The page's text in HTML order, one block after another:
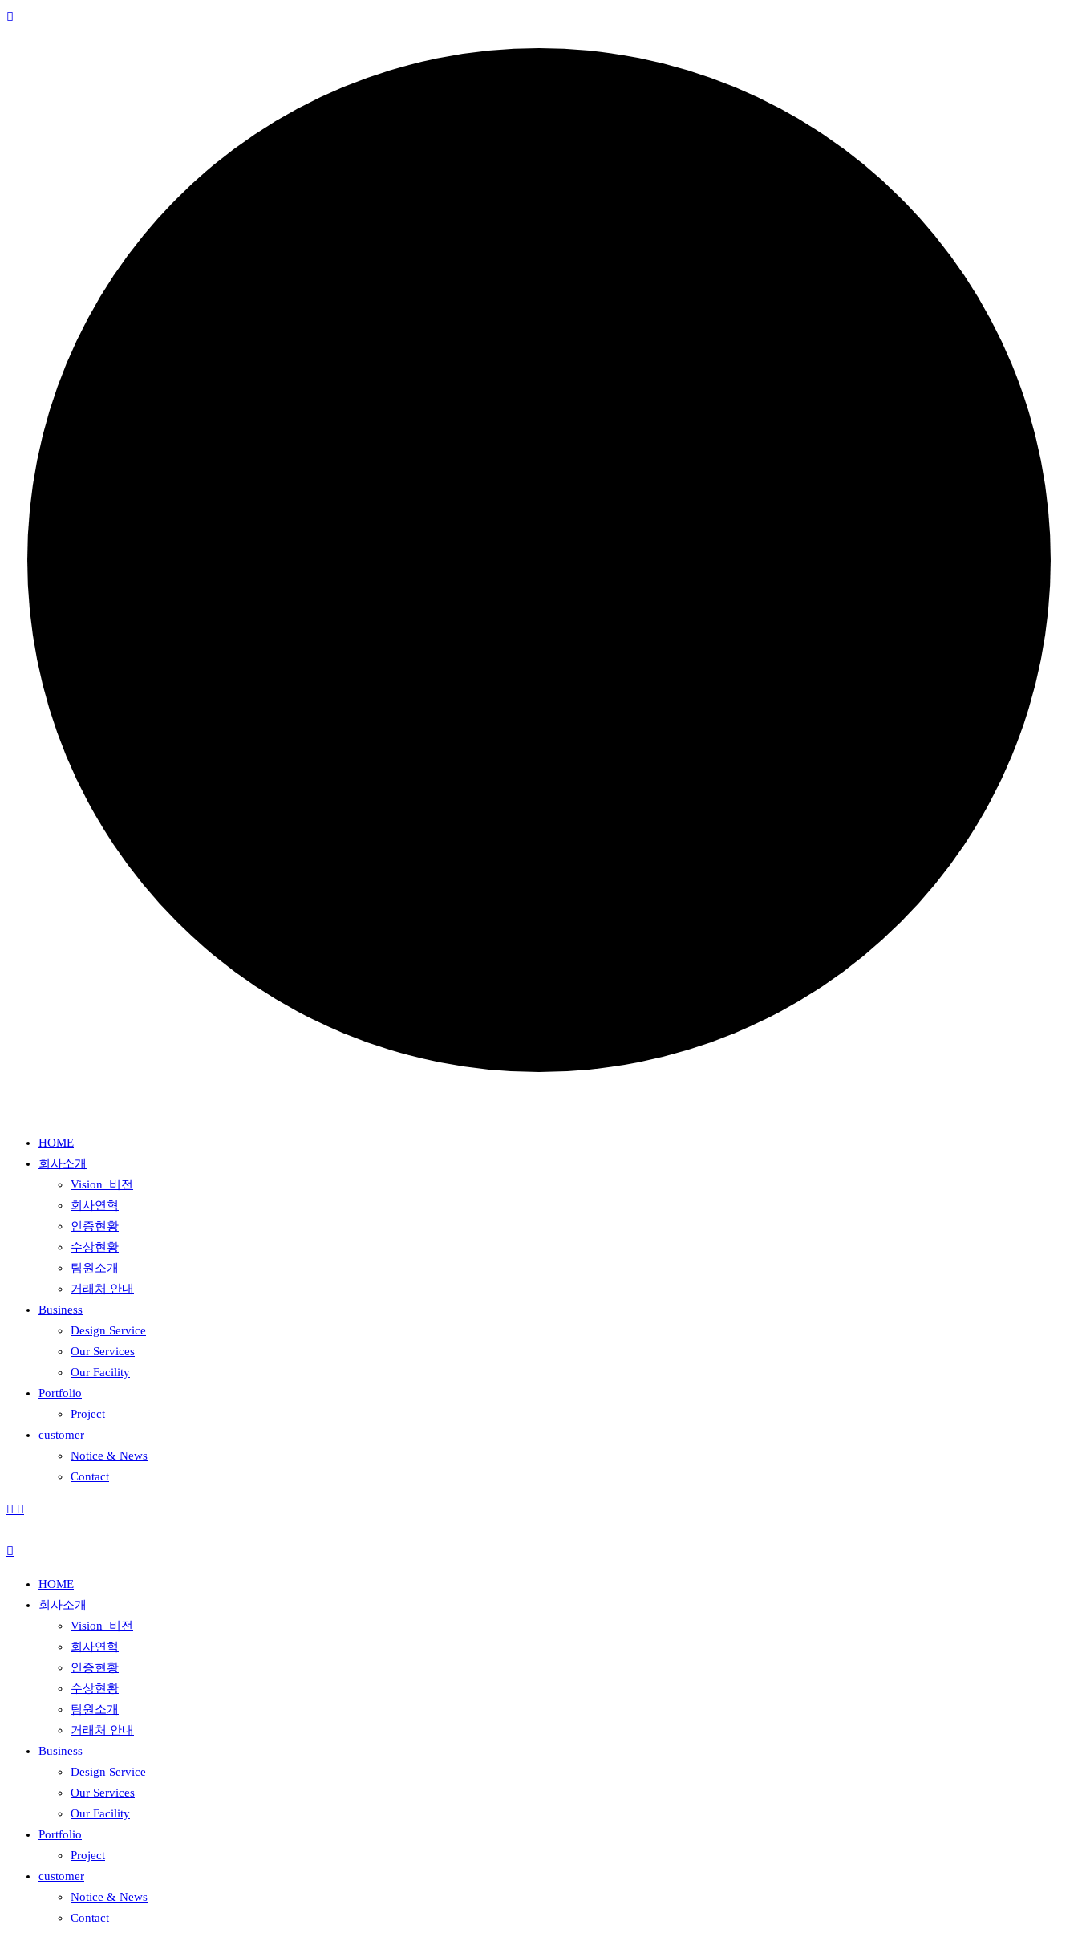
HOME
회사소개
Vision_비전
회사연혁
인증현황
수상현황
팀원소개
거래처 안내
Business
Design Service
Our Services
Our Facility
Portfolio
Project
customer
Notice & News
Contact
HOME
회사소개
Vision_비전
회사연혁
인증현황
수상현황
팀원소개
거래처 안내
Business
Design Service
Our Services
Our Facility
Portfolio
Project
customer
Notice & News
Contact